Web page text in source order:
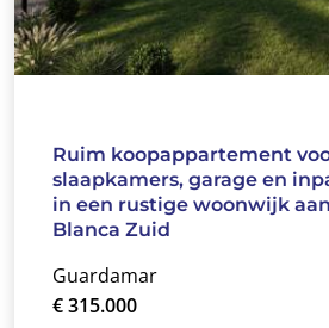
Ruim koopappartement
slaapkamers, garage en
in een rustige woonwijk
Blanca Zuid
Guardamar
€ 315.000